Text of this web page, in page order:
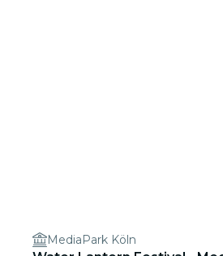
MediaPark Köln